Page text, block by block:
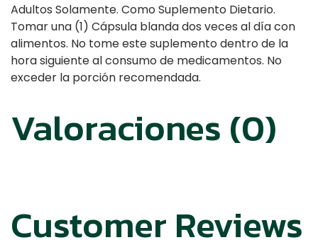
Adultos Solamente. Como Suplemento Dietario.
Tomar una (1) Cápsula blanda dos veces al día con
alimentos. No tome este suplemento dentro de la
hora siguiente al consumo de medicamentos. No
exceder la porción recomendada.
Valoraciones (0)
Customer Reviews